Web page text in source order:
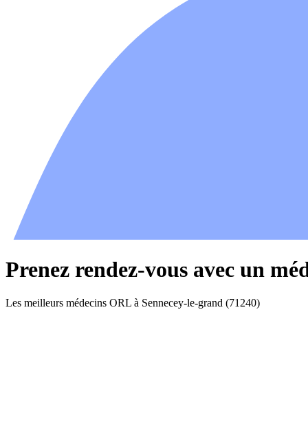
Prenez rendez-vous avec un
Les meilleurs médecins ORL à Sennecey-le-grand (71240)